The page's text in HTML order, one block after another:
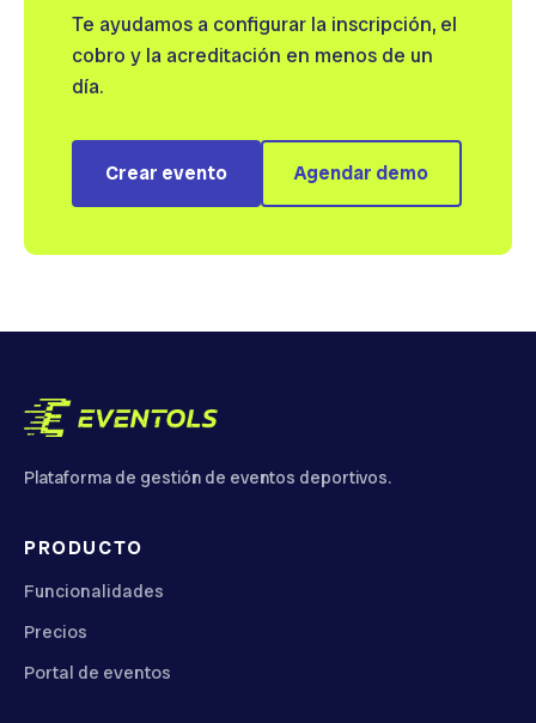
Te ayudamos a configurar la inscripción, el
cobro y la acreditación en menos de un
día.
Crear evento Agendar demo
Plataforma de gestión de eventos deportivos.
PRODUCTO
Funcionalidades
Precios
Portal de eventos